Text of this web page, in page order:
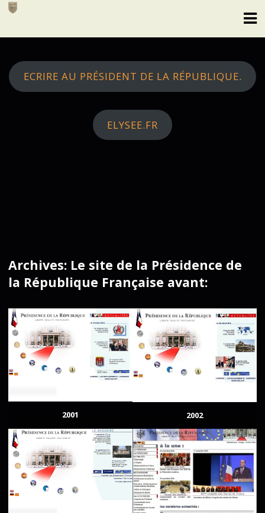
Skip
ECRIRE AU PRÉSIDENT DE LA RÉPUBLIQUE.
ELYSEE.FR
Archives: Le site de la Présidence de
la République Française avant:
2001 2002